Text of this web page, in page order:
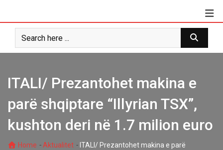
content
ITALI/ Prezantohet makina e
parë shqiptare “Illyrian TSX”,
kushton deri në 1.7 milion euro
Home - Aktualitet- ITALI/ Prezantohet makina e parë